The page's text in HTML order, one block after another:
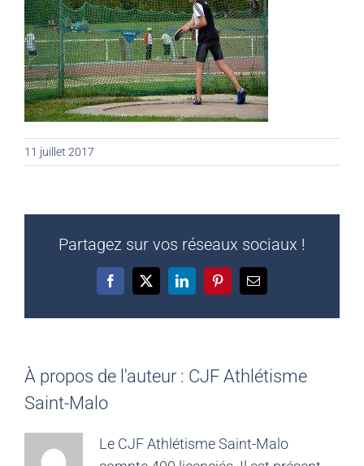
11 juillet 2017
Partagez sur vos réseaux sociaux !
Facebook
X LinkedInPinterestEmail
À propos de l'auteur : CJF Athlétisme
Saint-Malo
Le CJF Athlétisme Saint-Malo